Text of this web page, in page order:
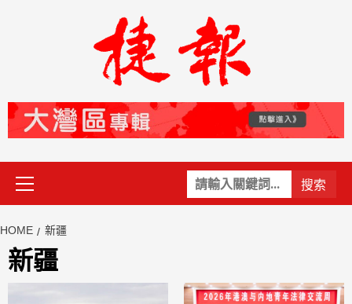
關
鍵
Primary
Menu
HOME 新疆
新疆